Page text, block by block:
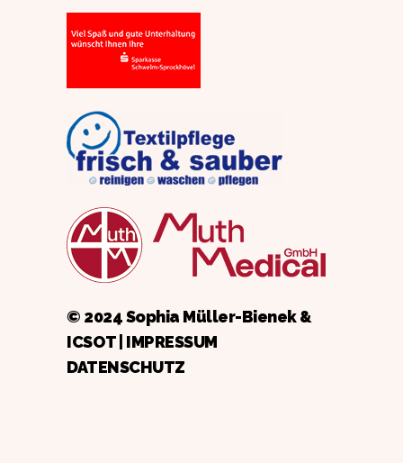
© 2024 Sophia Müller-Bienek &
ICSOT| IMPRESSUM
DATENSCHUTZ